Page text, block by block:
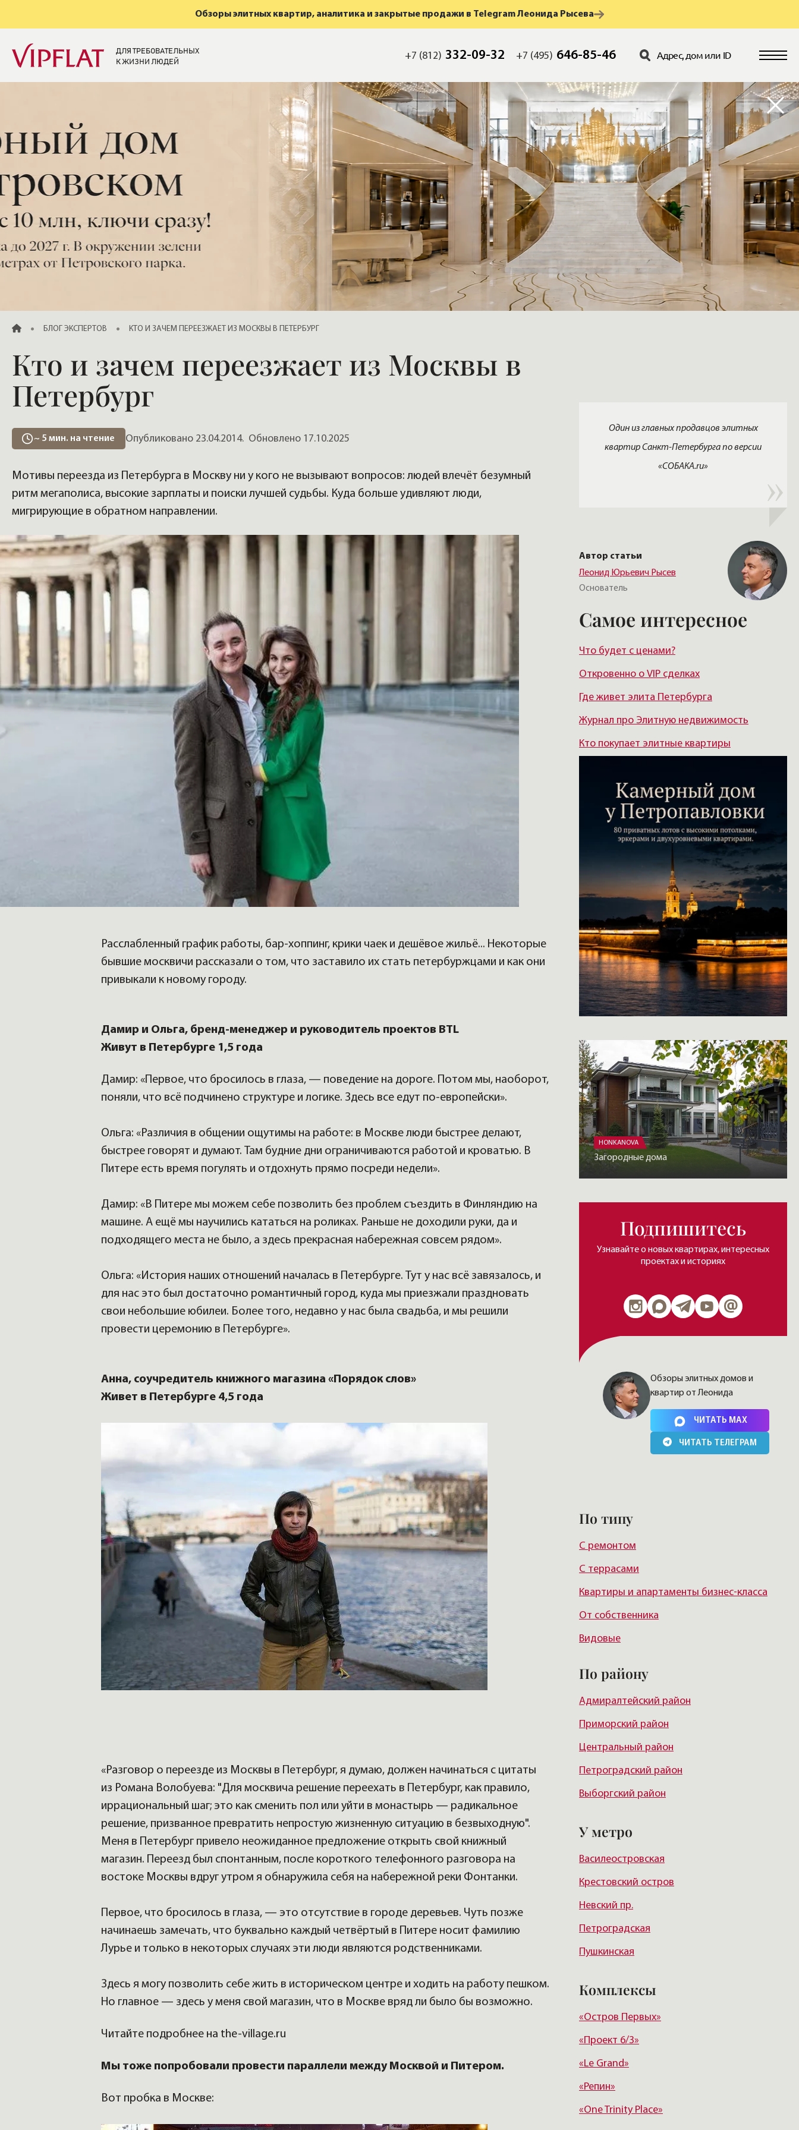
Обзоры элитных квартир, аналитика и закрытые продажи в Telegram Леонида Рысева
ДЛЯ ТРЕБОВАТЕЛЬНЫХ
К ЖИЗНИ ЛЮДЕЙ
+7 (812) 332-09-32 +7 (495) 646-85-46
Элитная недвижимость
Санкт-Петербурга
Продажа элитных квартир, жилья, домов
ГЛАВНАЯБЛОГ ЭКСПЕРТОВ КТО И ЗАЧЕМ ПЕРЕЕЗЖАЕТ ИЗ МОСКВЫ В ПЕТЕРБУРГ
Кто и зачем переезжает из Москвы в
Петербург
~ 5 мин. на чтение Опубликовано 23.04.2014. Обновлено 17.10.2025
Мотивы переезда из Петербурга в Москву ни у кого не вызывают вопросов: людей влечёт безумный
ритм мегаполиса, высокие зарплаты и поиски лучшей судьбы. Куда больше удивляют люди,
мигрирующие в обратном направлении.
Расслабленный график работы, бар-хоппинг, крики чаек и дешёвое жильё... Некоторые
бывшие москвичи рассказали о том, что заставило их стать петербуржцами и как они
привыкали к новому городу.
Дамир и Ольга, бренд-менеджер и руководитель проектов BTL
Живут в Петербурге 1,5 года
Дамир: «Первое, что бросилось в глаза, — поведение на дороге. Потом мы, наоборот,
поняли, что всё подчинено структуре и логике. Здесь все едут по-европейски».
Ольга: «Различия в общении ощутимы на работе: в Москве люди быстрее делают,
быстрее говорят и думают. Там будние дни ограничиваются работой и кроватью. В
Питере есть время погулять и отдохнуть прямо посреди недели».
Дамир: «В Питере мы можем себе позволить без проблем съездить в Финляндию на
машине. А ещё мы научились кататься на роликах. Раньше не доходили руки, да и
подходящего места не было, а здесь прекрасная набережная совсем рядом».
Ольга: «История наших отношений началась в Петербурге. Тут у нас всё завязалось, и
для нас это был достаточно романтичный город, куда мы приезжали праздновать
свои небольшие юбилеи. Более того, недавно у нас была свадьба, и мы решили
провести церемонию в Петербурге».
Анна, соучредитель книжного магазина «Порядок слов»
Живет в Петербурге 4,5 года
«Разговор о переезде из Москвы в Петербург, я думаю, должен начинаться с цитаты
из Романа Волобуева: "Для москвича решение переехать в Петербург, как правило,
иррациональный шаг; это как сменить пол или уйти в монастырь — радикальное
решение, призванное превратить непростую жизненную ситуацию в безвыходную".
Меня в Петербург привело неожиданное предложение открыть свой книжный
магазин. Переезд был спонтанным, после короткого телефонного разговора на
востоке Москвы вдруг утром я обнаружила себя на набережной реки Фонтанки.
Первое, что бросилось в глаза, — это отсутствие в городе деревьев. Чуть позже
начинаешь замечать, что буквально каждый четвёртый в Питере носит фамилию
Лурье и только в некоторых случаях эти люди являются родственниками.
Здесь я могу позволить себе жить в историческом центре и ходить на работу пешком.
Но главное — здесь у меня свой магазин, что в Москве вряд ли было бы возможно.
Читайте подробнее на the-village.ru
Мы тоже попробовали провести параллели между Москвой и Питером.
Вот пробка в Москве:
Один из главных продавцов элитных
квартир Санкт-Петербурга по версии
«СОБАКА.ru»
Автор статьи
Леонид Юрьевич Рысев
Основатель
Самое интересное
Что будет с ценами?
Откровенно о VIP сделках
Где живет элита Петербурга
Журнал про Элитную недвижимость
Кто покупает элитные квартиры
HONKANOVA
Загородные дома
Подпишитесь
Узнавайте о новых квартирах, интересных
проектах и историях
Нажимая на кнопку, Вы соглашаетесь cполитикой
Обзоры элитных домов и
квартир от Леонида
ЧИТАТЬ MAX
ЧИТАТЬ ТЕЛЕГРАМ
По типу
С ремонтом
С террасами
Квартиры и апартаменты бизнес-класса
От собственника
Видовые
По району
Адмиралтейский район
Приморский район
Центральный район
Петроградский район
Выборгский район
Василеостровский район
Московский район
Курортный район
У метро
Василеостровская
Крестовский остров
Невский пр.
Петроградская
Пушкинская
Достоевская
Московская
Новочеркасская
Звенигородская
Комплексы
«Остров Первых»
«Проект 6/3»
«Le Grand»
«Репин»
«One Trinity Place»